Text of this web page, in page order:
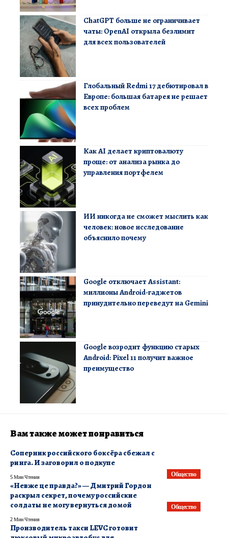
ChatGPT больше не ограничивает
чаты: OpenAI открыла безлимит
для всех пользователей
Глобальный Redmi 17 дебютировал в
Европе: большая батарея не решает
всех проблем
Как AI делает криптовалюту
проще: от анализа рынка до
управления портфелем
ИИ никогда не сможет мыслить как
человек: новое исследование
объяснило почему
Google отключает Assistant:
миллионы Android-гаджетов
принудительно переведут на Gemini
Google возродит функцию старых
Android: Pixel 11 получит важное
преимущество
Вам также может понравиться
Общество
Соперник российского боксёра сбежал с
ринга. И заговорил о подкупе
5 Мин Чтения
Общество
«Невже це правда?» — Дмитрий Гордон
раскрыл секрет, почему российские
солдаты не могу вернуться домой
2 Мин Чтения
Производитель такси LEVC готовит